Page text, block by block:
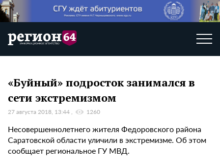
«Буйный» подросток занимался в
сети экстремизмом
27 августа 2018, 13:44 1260
Несовершеннолетнего жителя Федоровского района
Саратовской области уличили в экстремизме. Об этом
сообщает региональное ГУ МВД.